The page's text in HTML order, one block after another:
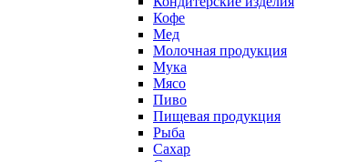
Кофе
Мед
Молочная продукция
Мука
Мясо
Пиво
Пищевая продукция
Рыба
Сахар